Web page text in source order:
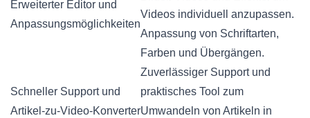
Erweiterter Editor und
Anpassungsmöglichkeiten
Videos individuell anzupassen.
Anpassung von Schriftarten,
Farben und Übergängen.
Schneller Support und
Artikel-zu-Video-Konverter
Zuverlässiger Support und
praktisches Tool zum
Umwandeln von Artikeln in